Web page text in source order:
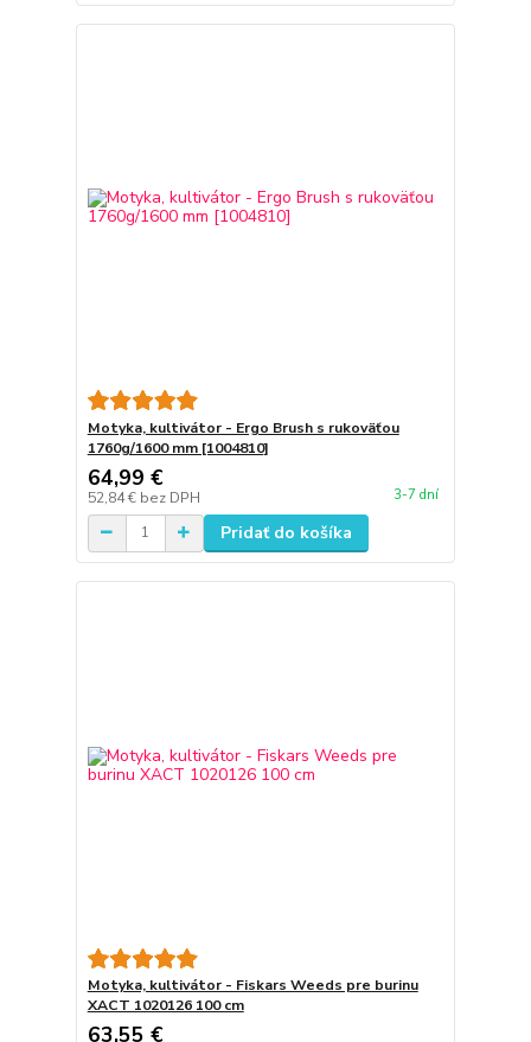
Motyka, kultivátor - Ergo Brush s rukoväťou
1760g/1600 mm [1004810]
64,99 €
52,84 € bez DPH 3-7 dní
Pridať do košíka
Motyka, kultivátor - Fiskars Weeds pre burinu
XACT 1020126 100 cm
63,55 €